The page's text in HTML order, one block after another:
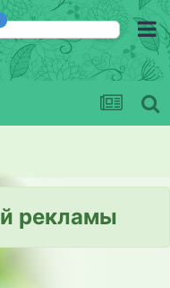
рекламы